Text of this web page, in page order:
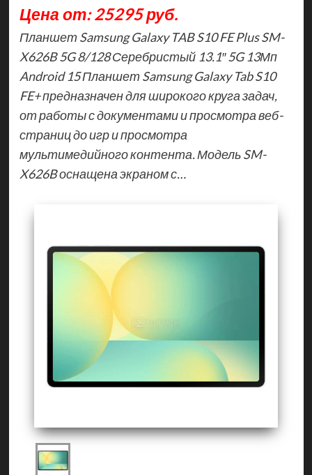
Цена от: 25295 руб.
Планшет Samsung Galaxy TAB S10 FE Plus SM-
X626B 5G 8/128 Серебристый 13.1″ 5G 13Мп
Android 15 Планшет Samsung Galaxy Tab S10
FE+ предназначен для широкого круга задач,
от работы с документами и просмотра веб-
страниц до игр и просмотра
мультимедийного контента. Модель SM-
X626B оснащена экраном с…